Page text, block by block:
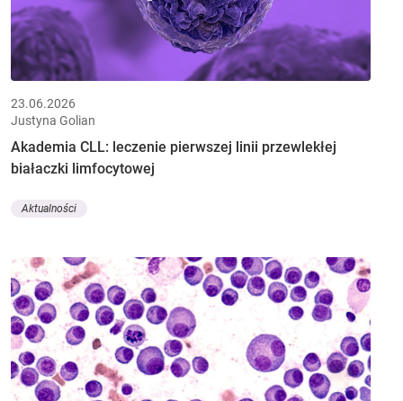
23.06.2026
Justyna Golian
Akademia CLL: leczenie pierwszej linii przewlekłej
białaczki limfocytowej
Aktualności